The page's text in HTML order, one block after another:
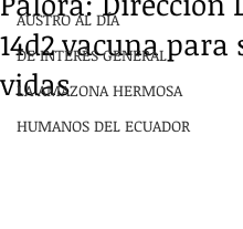
AUSTRO AL DÍA
DE INTERÉS GENERAL
LA AMAZONA HERMOSA
HUMANOS DEL ECUADOR
14d2 vacuna para
vidas